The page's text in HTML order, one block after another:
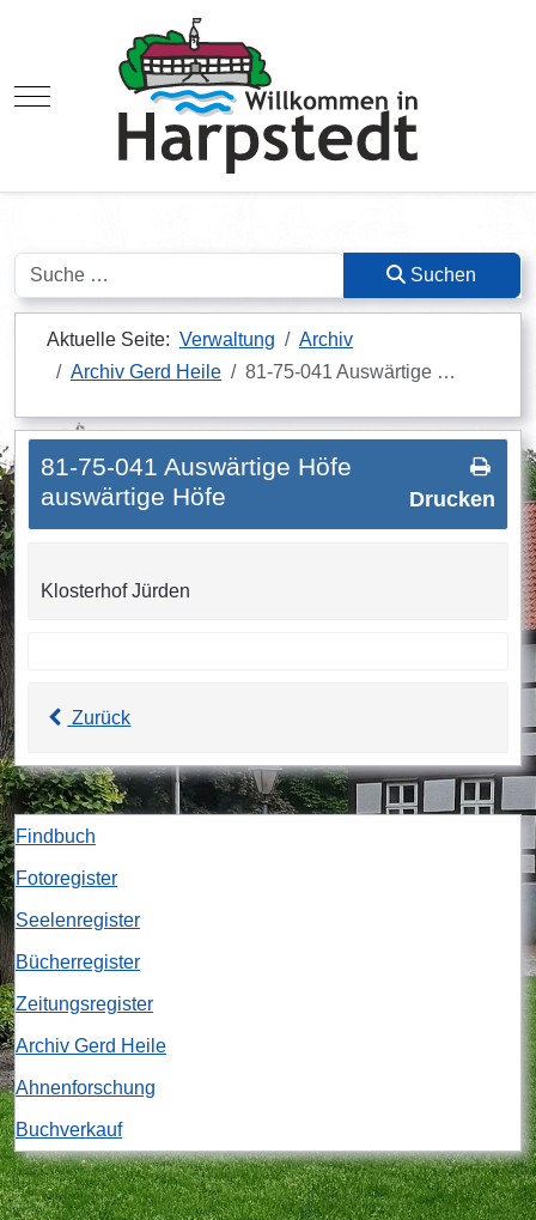
Mobile Menu Toggle
Suchen Suchen
Aktuelle Seite: Verwaltung
Archiv
Archiv Gerd Heile
81-75-041 Auswärtige …
Drucken
81-75-041 Auswärtige Höfe
auswärtige Höfe
Klosterhof Jürden
Zurück
Findbuch
Fotoregister
Seelenregister
Bücherregister
Zeitungsregister
Archiv Gerd Heile
Ahnenforschung
Buchverkauf